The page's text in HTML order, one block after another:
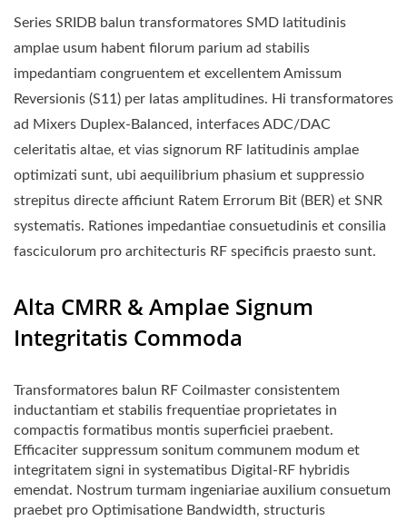
Series SRIDB balun transformatores SMD latitudinis
amplae usum habent filorum parium ad stabilis
impedantiam congruentem et excellentem Amissum
Reversionis (S11) per latas amplitudines. Hi transformatores
ad Mixers Duplex-Balanced, interfaces ADC/DAC
celeritatis altae, et vias signorum RF latitudinis amplae
optimizati sunt, ubi aequilibrium phasium et suppressio
strepitus directe afficiunt Ratem Errorum Bit (BER) et SNR
systematis. Rationes impedantiae consuetudinis et consilia
fasciculorum pro architecturis RF specificis praesto sunt.
Alta CMRR & Amplae Signum
Integritatis Commoda
Transformatores balun RF Coilmaster consistentem
inductantiam et stabilis frequentiae proprietates in
compactis formatibus montis superficiei praebent.
Efficaciter suppressum sonitum communem modum et
integritatem signi in systematibus Digital-RF hybridis
emendat. Nostrum turmam ingeniariae auxilium consuetum
praebet pro Optimisatione Bandwidth, structuris